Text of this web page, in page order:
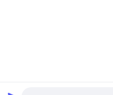
2024-2026 Hebei Qiaoda Environmental